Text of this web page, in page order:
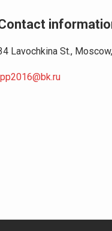
Lavochkina St.,